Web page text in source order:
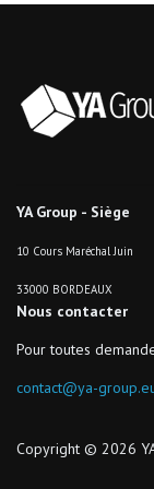
YA Group - Siège
10 Cours Maréchal Juin
33000 BORDEAUX
Nous contacter
Pour toutes
contact@ya-
Copyright © 2026